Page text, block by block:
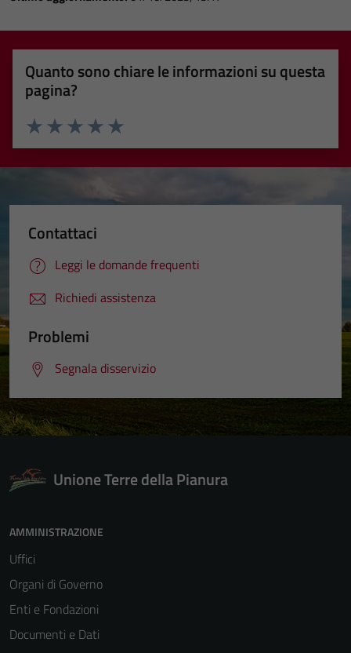
Quanto sono chiare le informazioni su questa
pagina?
Valuta 5 stelle su 5
Valuta 4 stelle su 5
Valuta 3 stelle su 5
Valuta 2 stelle su 5
Valuta 1 stelle su 5
Contattaci
Leggi le domande frequenti
Richiedi assistenza
Problemi
Segnala disservizio
Unione Terre della Pianura
AMMINISTRAZIONE
Uffici
Organi di Governo
Enti e Fondazioni
Documenti e Dati